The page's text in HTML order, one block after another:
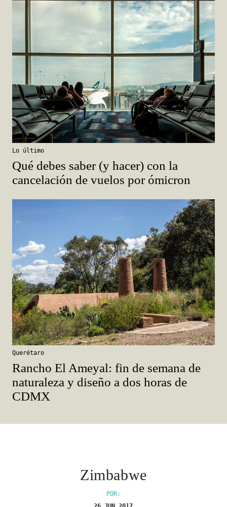
Lo último
Qué debes saber (y hacer) con la
cancelación de vuelos por ómicron
Querétaro
Rancho El Ameyal: fin de semana de
naturaleza y diseño a dos horas de
CDMX
Zimbabwe
POR: